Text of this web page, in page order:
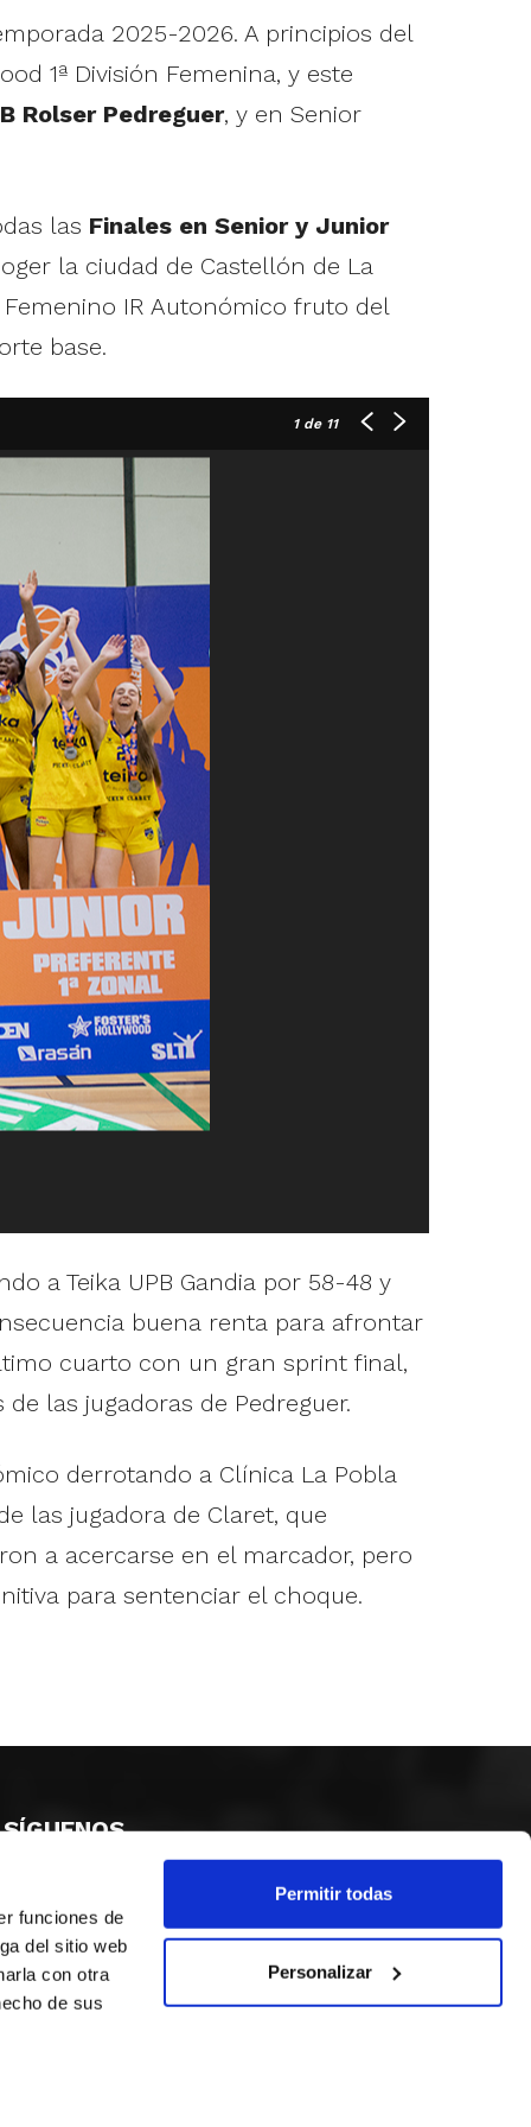
funciones de
del sitio web
con otra
de sus
Permitir todas
Personalizar
2025-2026. A principios del
1ª División Femenina, y este
Rolser Pedreguer, y en Senior
las Finales en Senior y Junior
la ciudad de Castellón de La
IR Autonómico fruto del
base.
1de 11
a Teika UPB Gandia por 58-48 y
buena renta para afrontar
cuarto con un gran sprint final,
las jugadoras de Pedreguer.
derrotando a Clínica La Pobla
las jugadora de Claret, que
a acercarse en el marcador, pero
para sentenciar el choque.
SÍGUENOS